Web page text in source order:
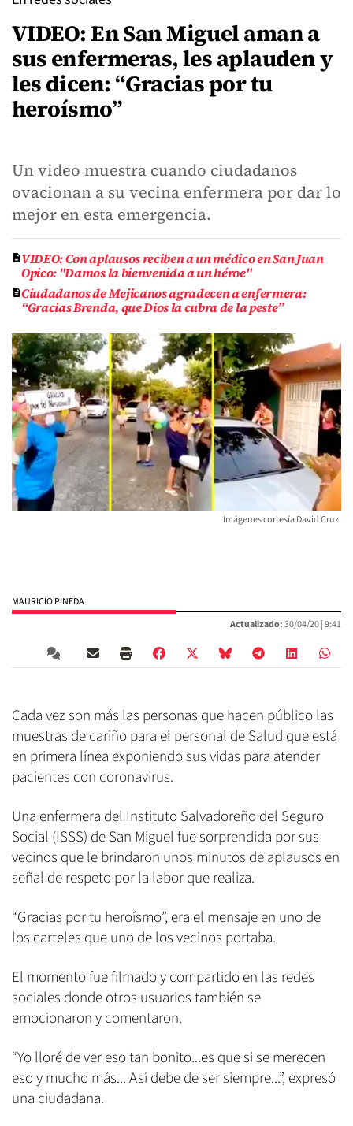
VIDEO: En San Miguel aman a
sus enfermeras, les aplauden y
les dicen: “Gracias por tu
heroísmo”
Un video muestra cuando ciudadanos
ovacionan a su vecina enfermera por dar lo
mejor en esta emergencia.
VIDEO: Con aplausos reciben a un médico en San Juan
Opico: "Damos la bienvenida a un héroe"
Ciudadanos de Mejicanos agradecen a enfermera:
“Gracias Brenda, que Dios la cubra de la peste”
Imágenes cortesía David Cruz.
MAURICIO PINEDA
Actualizado:30/04/20 |9:41
Cada vez son más las personas que hacen público las
muestras de cariño para el personal de Salud que está
en primera línea exponiendo sus vidas para atender
pacientes con coronavirus.
Una enfermera del Instituto Salvadoreño del Seguro
Social (ISSS) de San Miguel fue sorprendida por sus
vecinos que le brindaron unos minutos de aplausos en
señal de respeto por la labor que realiza.
“Gracias por tu heroísmo”, era el mensaje en uno de
los carteles que uno de los vecinos portaba.
El momento fue filmado y compartido en las redes
sociales donde otros usuarios también se
emocionaron y comentaron.
“Yo lloré de ver eso tan bonito...es que si se merecen
eso y mucho más... Así debe de ser siempre...”, expresó
una ciudadana.